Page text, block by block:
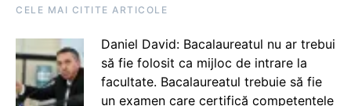
CELE MAI CITITE ARTICOLE
Daniel David: Bacalaureatul nu ar trebui
să fie folosit ca mijloc de intrare la
facultate. Bacalaureatul trebuie să fie
un examen care certifică competențele